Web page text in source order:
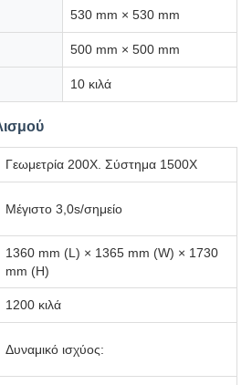
530 mm × 530 mm
500 mm × 500 mm
10 κιλά
Γεωμετρία 200X. Σύστημα 1500X
Μέγιστο 3,0s/σημείο
1360 mm (L) × 1365 mm (W) × 1730
mm (H)
1200 κιλά
Δυναμικό ισχύος: